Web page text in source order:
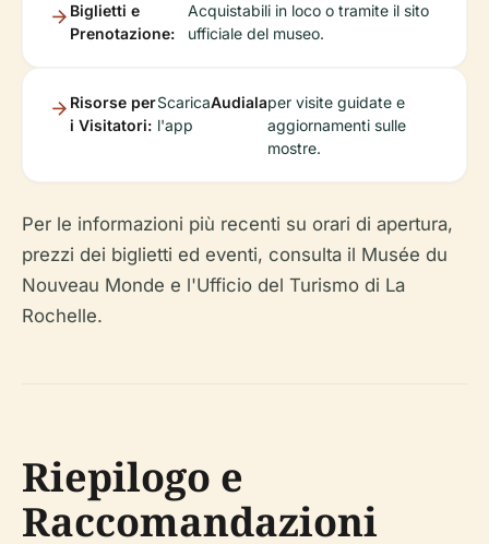
Biglietti e
Prenotazione:
Acquistabili in loco o tramite il sito
ufficiale del museo.
Risorse per
i Visitatori:
Scarica
l'app
Audialaper visite guidate e
aggiornamenti sulle
mostre.
Per le informazioni più recenti su orari di apertura,
prezzi dei biglietti ed eventi, consulta il Musée du
Nouveau Monde e l'Ufficio del Turismo di La
Rochelle.
Riepilogo e
Raccomandazioni